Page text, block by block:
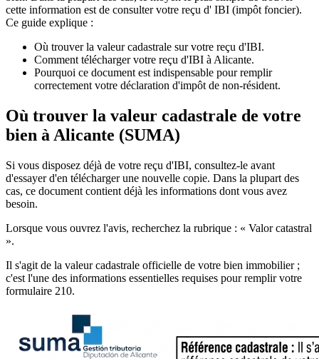
cette information est de consulter votre reçu d' IBI (impôt foncier).
Ce guide explique :
Où trouver la valeur cadastrale sur votre reçu d'IBI.
Comment télécharger votre reçu d'IBI à Alicante.
Pourquoi ce document est indispensable pour remplir
correctement votre déclaration d'impôt de non-résident.
Où trouver la valeur cadastrale de votre
bien à Alicante (SUMA)
Si vous disposez déjà de votre reçu d'IBI, consultez-le avant
d'essayer d'en télécharger une nouvelle copie. Dans la plupart des
cas, ce document contient déjà les informations dont vous avez
besoin.
Lorsque vous ouvrez l'avis, recherchez la rubrique : « Valor catastral
».
Il s'agit de la valeur cadastrale officielle de votre bien immobilier;
c'est l'une des informations essentielles requises pour remplir votre
formulaire 210.